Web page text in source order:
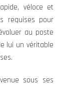
véloce et
requises pour
au poste
lui un véritable
sous ses